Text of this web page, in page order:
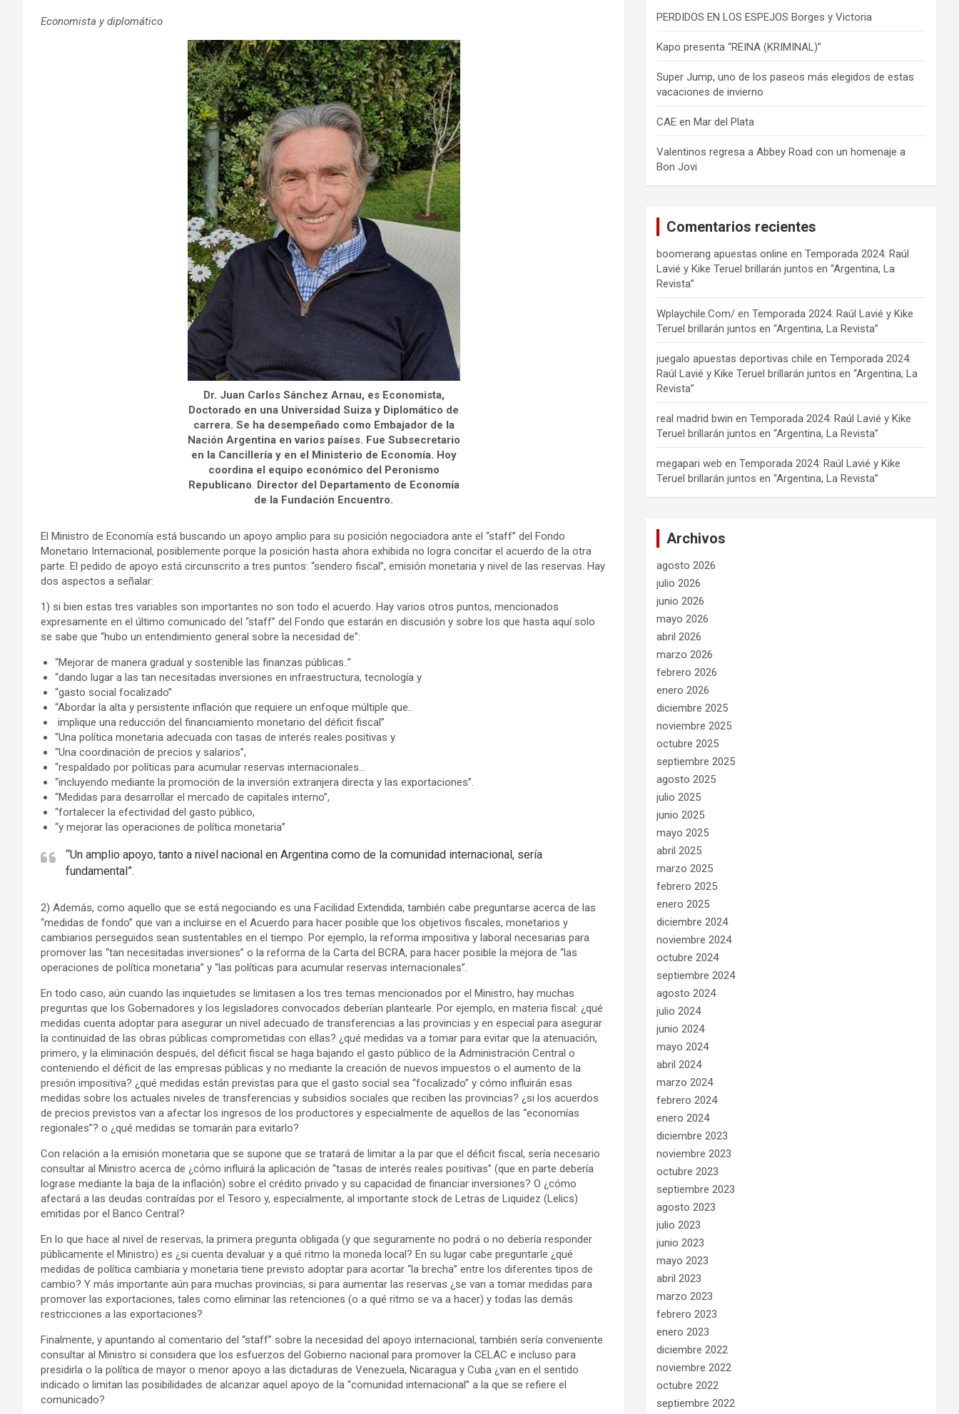
Economista y diplomático
Dr. Juan Carlos Sánchez Arnau, es Economista,
Doctorado en una Universidad Suiza y Diplomático de
carrera. Se ha desempeñado como Embajador de la
Nación Argentina en varios países. Fue Subsecretario
en la Cancillería y en el Ministerio de Economía. Hoy
coordina el equipo económico del Peronismo
Republicano. Director del Departamento de Economía
de la Fundación Encuentro.
El Ministro de Economía está buscando un apoyo amplio para su posición negociadora ante el “staff” del Fondo
Monetario Internacional, posiblemente porque la posición hasta ahora exhibida no logra concitar el acuerdo de la otra
parte. El pedido de apoyo está circunscrito a tres puntos: “sendero fiscal”, emisión monetaria y nivel de las reservas. Hay
dos aspectos a señalar:
1) si bien estas tres variables son importantes no son todo el acuerdo. Hay varios otros puntos, mencionados
expresamente en el último comunicado del “staff” del Fondo que estarán en discusión y sobre los que hasta aquí solo
se sabe que “hubo un entendimiento general sobre la necesidad de”:
“Mejorar de manera gradual y sostenible las finanzas públicas..”
“dando lugar a las tan necesitadas inversiones en infraestructura, tecnología y
“gasto social focalizado”
“Abordar la alta y persistente inflación que requiere un enfoque múltiple que..
implique una reducción del financiamiento monetario del déficit fiscal”
“Una política monetaria adecuada con tasas de interés reales positivas y
“Una coordinación de precios y salarios”,
“respaldado por políticas para acumular reservas internacionales…
“incluyendo mediante la promoción de la inversión extranjera directa y las exportaciones”.
“Medidas para desarrollar el mercado de capitales interno”,
“fortalecer la efectividad del gasto público,
“y mejorar las operaciones de política monetaria”
“Un amplio apoyo, tanto a nivel nacional en Argentina como de la comunidad internacional, sería
fundamental”.
2) Además, como aquello que se está negociando es una Facilidad Extendida, también cabe preguntarse acerca de las
“medidas de fondo” que van a incluirse en el Acuerdo para hacer posible que los objetivos fiscales, monetarios y
cambiarios perseguidos sean sustentables en el tiempo. Por ejemplo, la reforma impositiva y laboral necesarias para
promover las “tan necesitadas inversiones” o la reforma de la Carta del BCRA, para hacer posible la mejora de “las
operaciones de política monetaria” y “las políticas para acumular reservas internacionales”.
En todo caso, aún cuando las inquietudes se limitasen a los tres temas mencionados por el Ministro, hay muchas
preguntas que los Gobernadores y los legisladores convocados deberían plantearle. Por ejemplo, en materia fiscal: ¿qué
medidas cuenta adoptar para asegurar un nivel adecuado de transferencias a las provincias y en especial para asegurar
la continuidad de las obras públicas comprometidas con ellas? ¿qué medidas va a tomar para evitar que la atenuación,
primero, y la eliminación después, del déficit fiscal se haga bajando el gasto público de la Administración Central o
conteniendo el déficit de las empresas públicas y no mediante la creación de nuevos impuestos o el aumento de la
presión impositiva? ¿qué medidas están previstas para que el gasto social sea “focalizado” y cómo influirán esas
medidas sobre los actuales niveles de transferencias y subsidios sociales que reciben las provincias? ¿si los acuerdos
de precios previstos van a afectar los ingresos de los productores y especialmente de aquellos de las “economías
regionales”? o ¿qué medidas se tomarán para evitarlo?
Con relación a la emisión monetaria que se supone que se tratará de limitar a la par que el déficit fiscal, sería necesario
consultar al Ministro acerca de ¿cómo influirá la aplicación de “tasas de interés reales positivas” (que en parte debería
lograse mediante la baja de la inflación) sobre el crédito privado y su capacidad de financiar inversiones? O ¿cómo
afectará a las deudas contraídas por el Tesoro y, especialmente, al importante stock de Letras de Liquidez (Lelics)
emitidas por el Banco Central?
En lo que hace al nivel de reservas, la primera pregunta obligada (y que seguramente no podrá o no debería responder
públicamente el Ministro) es ¿si cuenta devaluar y a qué ritmo la moneda local? En su lugar cabe preguntarle ¿qué
medidas de política cambiaria y monetaria tiene previsto adoptar para acortar “la brecha” entre los diferentes tipos de
cambio? Y más importante aún para muchas provincias, si para aumentar las reservas ¿se van a tomar medidas para
promover las exportaciones, tales como eliminar las retenciones (o a qué ritmo se va a hacer) y todas las demás
restricciones a las exportaciones?
Finalmente, y apuntando al comentario del “staff” sobre la necesidad del apoyo internacional, también sería conveniente
consultar al Ministro si considera que los esfuerzos del Gobierno nacional para promover la CELAC e incluso para
presidirla o la política de mayor o menor apoyo a las dictaduras de Venezuela, Nicaragua y Cuba ¿van en el sentido
indicado o limitan las posibilidades de alcanzar aquel apoyo de la “comunidad internacional” a la que se refiere el
comunicado?
PERDIDOS EN LOS ESPEJOS Borges y Victoria
Kapo presenta “REINA (KRIMINAL)”
Super Jump, uno de los paseos más elegidos de estas
vacaciones de invierno
CAE en Mar del Plata
Valentinos regresa a Abbey Road con un homenaje a
Bon Jovi
Comentarios recientes
boomerang apuestas online enTemporada 2024: Raúl
Lavié y Kike Teruel brillarán juntos en “Argentina, La
Revista”
Wplaychile.Com/ enTemporada 2024: Raúl Lavié y Kike
Teruel brillarán juntos en “Argentina, La Revista”
juegalo apuestas deportivas chile enTemporada 2024:
Raúl Lavié y Kike Teruel brillarán juntos en “Argentina, La
Revista”
real madrid bwin enTemporada 2024: Raúl Lavié y Kike
Teruel brillarán juntos en “Argentina, La Revista”
megapari web enTemporada 2024: Raúl Lavié y Kike
Teruel brillarán juntos en “Argentina, La Revista”
Archivos
agosto 2026
julio 2026
junio 2026
mayo 2026
abril 2026
marzo 2026
febrero 2026
enero 2026
diciembre 2025
noviembre 2025
octubre 2025
septiembre 2025
agosto 2025
julio 2025
junio 2025
mayo 2025
abril 2025
marzo 2025
febrero 2025
enero 2025
diciembre 2024
noviembre 2024
octubre 2024
septiembre 2024
agosto 2024
julio 2024
junio 2024
mayo 2024
abril 2024
marzo 2024
febrero 2024
enero 2024
diciembre 2023
noviembre 2023
octubre 2023
septiembre 2023
agosto 2023
julio 2023
junio 2023
mayo 2023
abril 2023
marzo 2023
febrero 2023
enero 2023
diciembre 2022
noviembre 2022
octubre 2022
septiembre 2022